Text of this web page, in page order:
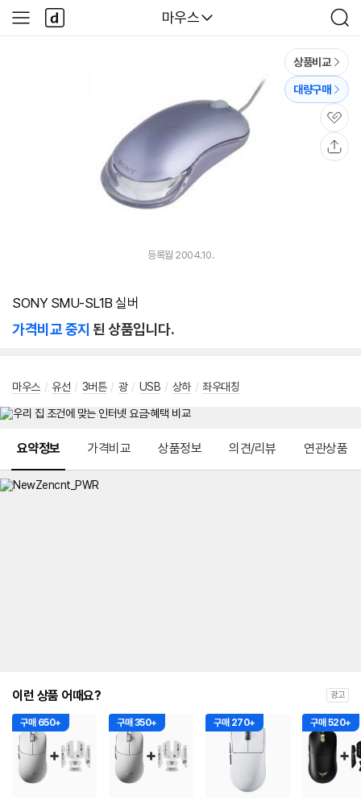
다나와
마우스
검
색
사
이
다
나
와
상품비교
대량구매
관
심
등록월 2004.10.
SONY SMU-SL1B 실버
가격비교 중지 된 상품입니다.
마우스 / 유선 / 3버튼 / 광 / USB / 상하 / 좌우대칭
요약정보 가격비교 상품정보 의견/리뷰 연관상품
이런 상품 어때요? 광고
구매 650+ 구매 350+ 구매 270+ 구매 520+